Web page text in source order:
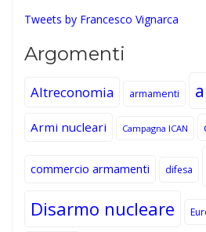
Tweets by Francesco Vignarca
Argomenti
Altreconomia armamenti
Armi nucleari Campagna ICAN
commercio armamenti difesa
Disarmo nucleare